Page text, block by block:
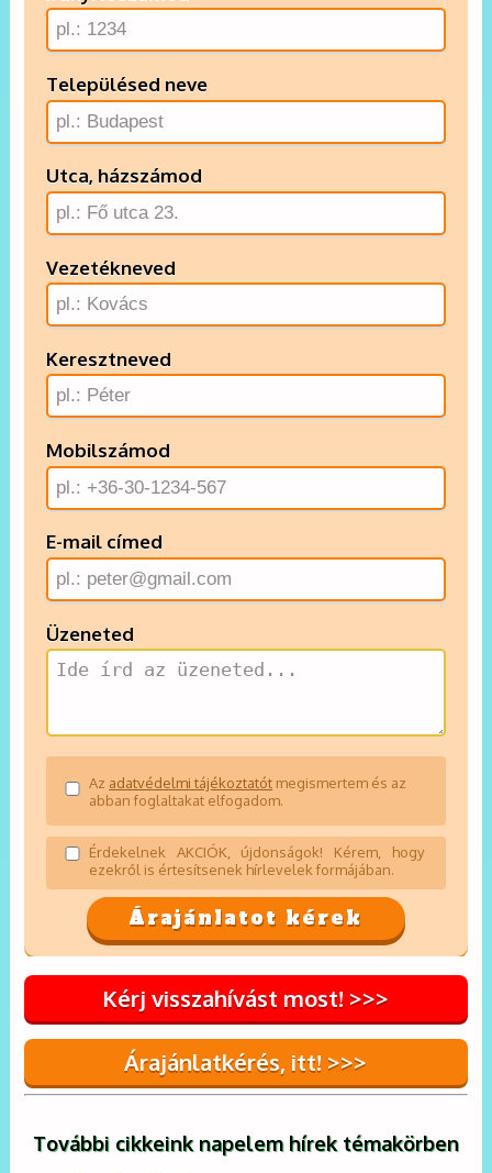
Településed neve
Utca, házszámod
Vezetékneved
Keresztneved
Mobilszámod
E-mail címed
Üzeneted
Az adatvédelmi tájékoztatót megismertem és az
abban foglaltakat elfogadom.
Érdekelnek AKCIÓK, újdonságok! Kérem, hogy
ezekről is értesítsenek hírlevelek formájában.
Kérj visszahívást most! >>>
Árajánlatkérés, itt! >>>
További cikkeink napelem hírek témakörben